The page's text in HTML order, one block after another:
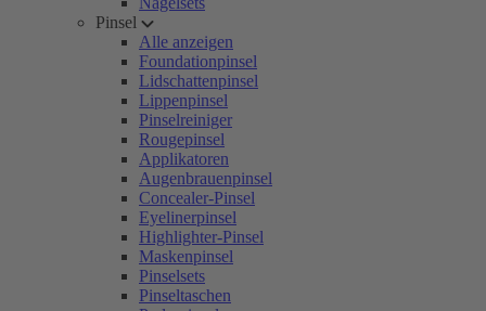
Pinsel
Alle anzeigen
Foundationpinsel
Lidschattenpinsel
Lippenpinsel
Pinselreiniger
Rougepinsel
Applikatoren
Augenbrauenpinsel
Concealer-Pinsel
Eyelinerpinsel
Highlighter-Pinsel
Maskenpinsel
Pinselsets
Pinseltaschen